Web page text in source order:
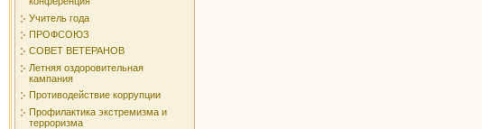
Учитель года
ПРОФСОЮЗ
СОВЕТ ВЕТЕРАНОВ
Летняя оздоровительная
кампания
Противодействие коррупции
Профилактика экстремизма и
терроризма